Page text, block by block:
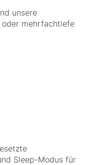
unsere
mehrfachtiefe
Sleep-Modus für